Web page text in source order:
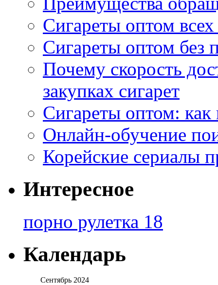
Сигареты оптом
Сигареты оптом без
Почему скорость
закупках сигарет
Сигареты оптом:
Онлайн-обучение
Корейские сериалы
Интересное
порно рулетка 18
Календарь
Сентябрь 2024